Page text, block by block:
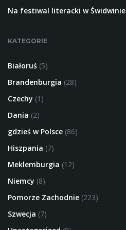
Na festiwal literacki w Świdwinie
KATEGORIE
Białoruś (5)
Brandenburgia (28)
Czechy (1)
Dania (2)
gdzieś w Polsce (86)
Hiszpania (7)
Meklemburgia (12)
Niemcy (8)
Pomorze Zachodnie (223)
Szwecja (7)